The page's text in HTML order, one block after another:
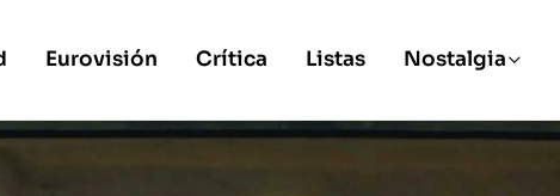
Eurovisión Crítica Listas Nostalgia